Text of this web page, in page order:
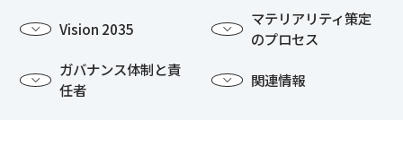
Vision 2035
マテリアリティ策定
のプロセス
ガバナンス体制と責
任者
関連情報